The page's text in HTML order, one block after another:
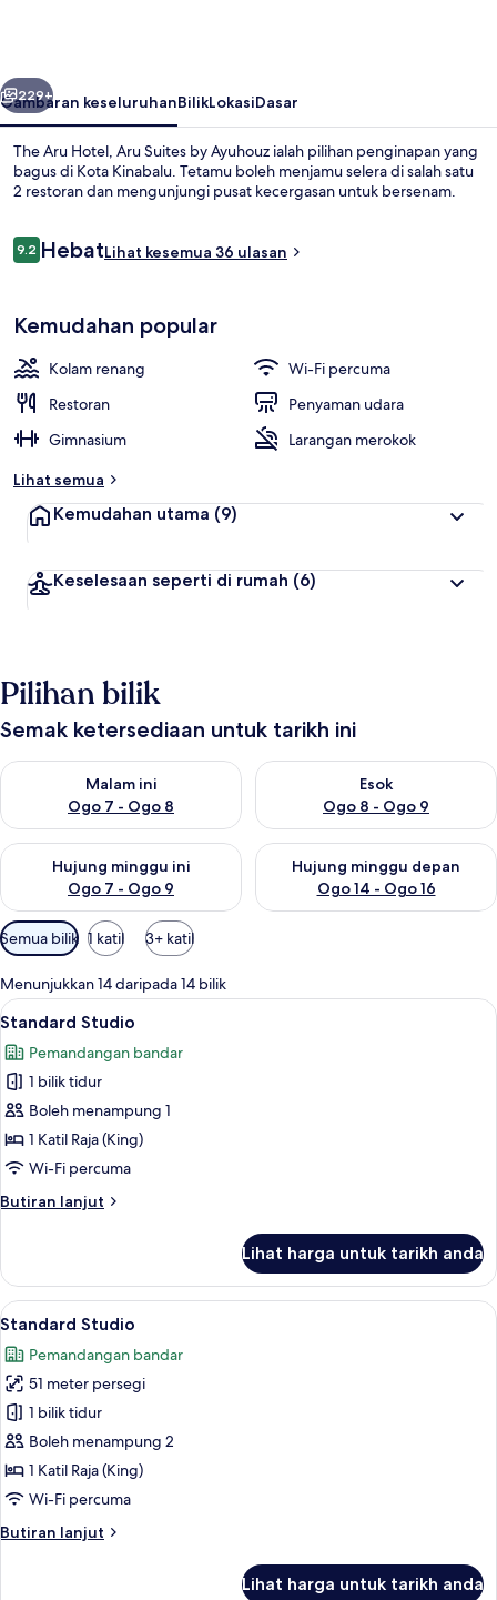
by
Ayuhouz
Seterusnya
229+
Gambaran keseluruhanBilikLokasiDasar
The Aru Hotel, Aru Suites by Ayuhouz ialah pilihan penginapan yang
bagus di Kota Kinabalu. Tetamu boleh menjamu selera di salah satu
2 restoran dan mengunjungi pusat kecergasan untuk bersenam.
Ulasan
9.29.2 daripada 10
HebatLihat kesemua 36 ulasan
Kemudahan popular
Kolam renang
Wi-Fi percuma
Restoran
Penyaman udara
Gimnasium
Larangan merokok
Lihat semua
Kemudahan utama (9)
Keselesaan seperti di rumah (6)
Pilihan bilik
Semak ketersediaan untuk tarikh ini
Malam ini
Ogo 7 - Ogo 8
Semak ketersediaan untuk malam ini Ogo 7 - Ogo 8
Esok
Ogo 8 - Ogo 9
Semak ketersediaan untuk
Hujung minggu ini
Ogo 7 - Ogo 9
Semak ketersediaan untuk hujung minggu ini Ogo 7 - Ogo 9
Hujung minggu depan
Ogo 14 - Ogo 16
Semak ketersediaan untuk
Penapis
yang
tersedia
untuk
bilik
Semua bilik 1 katil 3+ katil
Menunjukkan 14 daripada 14 bilik
Lihat
semua
foto
untuk
Standard
Studio
Standard Studio | Bar mini, meja,
2
Standard Studio
Pemandangan bandar
1 bilik tidur
Boleh menampung 1
1 Katil Raja (King)
Wi-Fi percuma
Butiran lanjut
Butiran
Studio
Lihat harga untuk tarikh anda
Lihat
semua
foto
untuk
Standard
Studio
Standard Studio | Bar mini, meja,
25
Standard Studio
Pemandangan bandar
51 meter persegi
1 bilik tidur
Boleh menampung 2
1 Katil Raja (King)
Wi-Fi percuma
Butiran lanjut
Butiran
Lihat harga untuk tarikh anda